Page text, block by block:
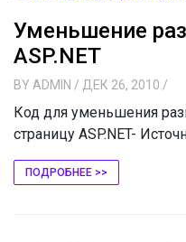
Уменьшение
ASP.NET
BY ADMIN / ДЕК 26, 2010 /
Код для уменьшения
страницу ASP.NET-
ПОДРОБНЕЕ >>